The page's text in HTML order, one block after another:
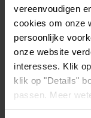
vereenvoudigen
cookies om onze
persoonlijke
onze website
interesses. Klik
klik op "Details"
passen. Meer
meer informatie.
Beschrijving
Deze
met een stijlvolle
Watt. Dit type
op butaangas.